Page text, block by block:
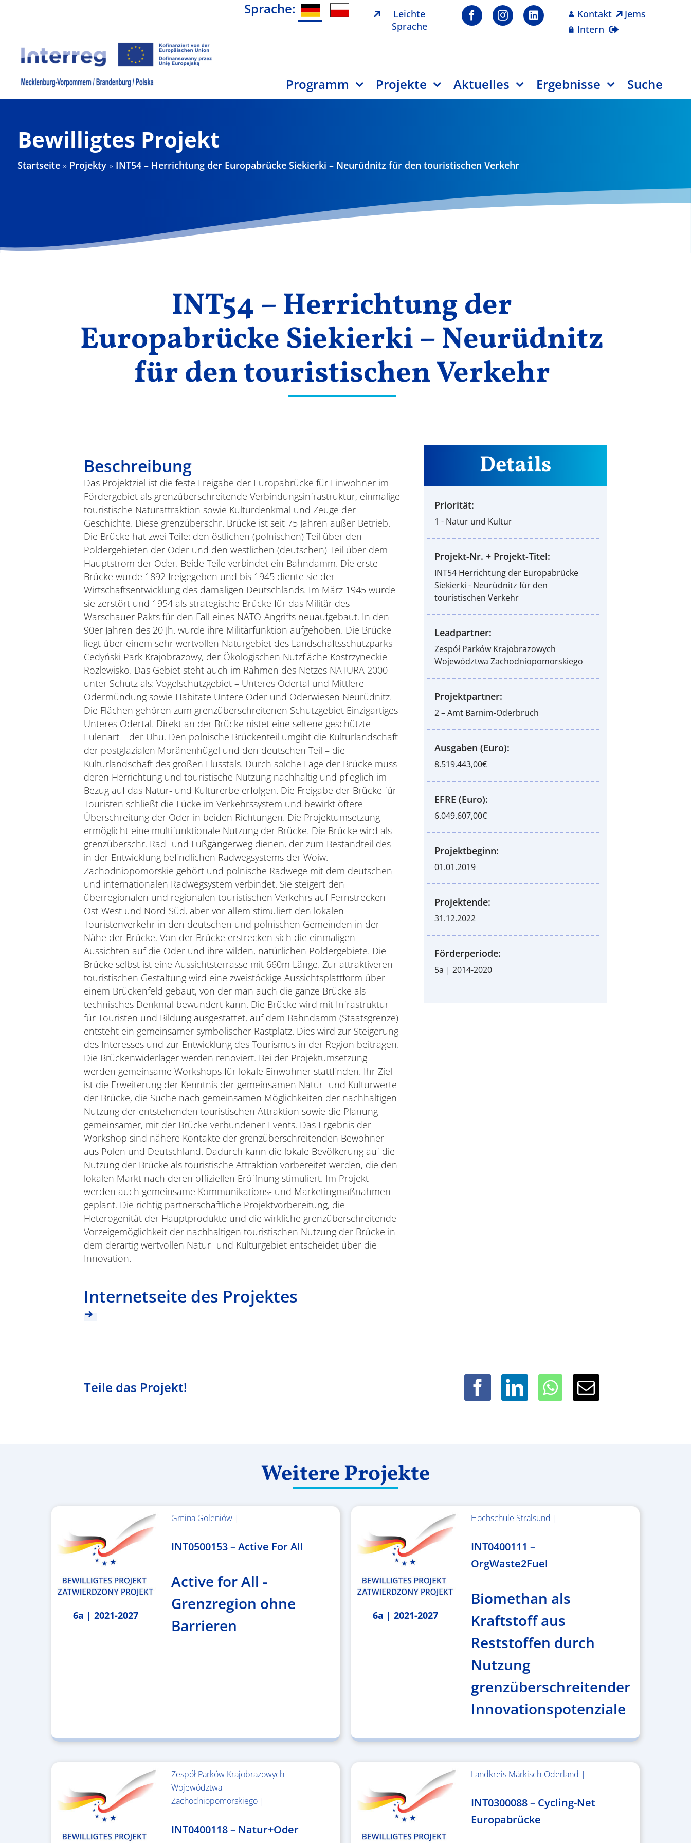
Sprache:
Leichte
Sprache
Kontakt
Jems
Intern
Programm Projekte Aktuelles Ergebnisse Suche
Bewilligtes Projekt
Startseite » Projekty » INT54 – Herrichtung der Europabrücke Siekierki – Neurüdnitz für den touristischen Verkehr
INT54 – Herrichtung der
Europabrücke Siekierki – Neurüdnitz
für den touristischen Verkehr
Beschreibung
Das Projektziel ist die feste Freigabe der Europabrücke für Einwohner im
Fördergebiet als grenzüberschreitende Verbindungsinfrastruktur, einmalige
touristische Naturattraktion sowie Kulturdenkmal und Zeuge der
Geschichte. Diese grenzüberschr. Brücke ist seit 75 Jahren außer Betrieb.
Die Brücke hat zwei Teile: den östlichen (polnischen) Teil über den
Poldergebieten der Oder und den westlichen (deutschen) Teil über dem
Hauptstrom der Oder. Beide Teile verbindet ein Bahndamm. Die erste
Brücke wurde 1892 freigegeben und bis 1945 diente sie der
Wirtschaftsentwicklung des damaligen Deutschlands. Im März 1945 wurde
sie zerstört und 1954 als strategische Brücke für das Militär des
Warschauer Pakts für den Fall eines NATO-Angriffs neuaufgebaut. In den
90er Jahren des 20 Jh. wurde ihre Militärfunktion aufgehoben. Die Brücke
liegt über einem sehr wertvollen Naturgebiet des Landschaftsschutzparks
Cedyński Park Krajobrazowy, der Ökologischen Nutzfläche Kostrzyneckie
Rozlewisko. Das Gebiet steht auch im Rahmen des Netzes NATURA 2000
unter Schutz als: Vogelschutzgebiet – Unteres Odertal und Mittlere
Odermündung sowie Habitate Untere Oder und Oderwiesen Neurüdnitz.
Die Flächen gehören zum grenzüberschreitenen Schutzgebiet Einzigartiges
Unteres Odertal. Direkt an der Brücke nistet eine seltene geschützte
Eulenart – der Uhu. Den polnische Brückenteil umgibt die Kulturlandschaft
der postglazialen Moränenhügel und den deutschen Teil – die
Kulturlandschaft des großen Flusstals. Durch solche Lage der Brücke muss
deren Herrichtung und touristische Nutzung nachhaltig und pfleglich im
Bezug auf das Natur- und Kulturerbe erfolgen. Die Freigabe der Brücke für
Touristen schließt die Lücke im Verkehrssystem und bewirkt öftere
Überschreitung der Oder in beiden Richtungen. Die Projektumsetzung
ermöglicht eine multifunktionale Nutzung der Brücke. Die Brücke wird als
grenzüberschr. Rad- und Fußgängerweg dienen, der zum Bestandteil des
in der Entwicklung befindlichen Radwegsystems der Woiw.
Zachodniopomorskie gehört und polnische Radwege mit dem deutschen
und internationalen Radwegsystem verbindet. Sie steigert den
überregionalen und regionalen touristischen Verkehrs auf Fernstrecken
Ost-West und Nord-Süd, aber vor allem stimuliert den lokalen
Touristenverkehr in den deutschen und polnischen Gemeinden in der
Nähe der Brücke. Von der Brücke erstrecken sich die einmaligen
Aussichten auf die Oder und ihre wilden, natürlichen Poldergebiete. Die
Brücke selbst ist eine Aussichtsterrasse mit 660m Länge. Zur attraktiveren
touristischen Gestaltung wird eine zweistöckige Aussichtsplattform über
einem Brückenfeld gebaut, von der man auch die ganze Brücke als
technisches Denkmal bewundert kann. Die Brücke wird mit Infrastruktur
für Touristen und Bildung ausgestattet, auf dem Bahndamm (Staatsgrenze)
entsteht ein gemeinsamer symbolischer Rastplatz. Dies wird zur Steigerung
des Interesses und zur Entwicklung des Tourismus in der Region beitragen.
Die Brückenwiderlager werden renoviert. Bei der Projektumsetzung
werden gemeinsame Workshops für lokale Einwohner stattfinden. Ihr Ziel
ist die Erweiterung der Kenntnis der gemeinsamen Natur- und Kulturwerte
der Brücke, die Suche nach gemeinsamen Möglichkeiten der nachhaltigen
Nutzung der entstehenden touristischen Attraktion sowie die Planung
gemeinsamer, mit der Brücke verbundener Events. Das Ergebnis der
Workshop sind nähere Kontakte der grenzüberschreitenden Bewohner
aus Polen und Deutschland. Dadurch kann die lokale Bevölkerung auf die
Nutzung der Brücke als touristische Attraktion vorbereitet werden, die den
lokalen Markt nach deren offiziellen Eröffnung stimuliert. Im Projekt
werden auch gemeinsame Kommunikations- und Marketingmaßnahmen
geplant. Die richtig partnerschaftliche Projektvorbereitung, die
Heterogenität der Hauptprodukte und die wirkliche grenzüberschreitende
Vorzeigemöglichkeit der nachhaltigen touristischen Nutzung der Brücke in
dem derartig wertvollen Natur- und Kulturgebiet entscheidet über die
Innovation.
Internetseite des Projektes
Details
Priorität:
1 - Natur und Kultur
Projekt-Nr. + Projekt-Titel:
INT54 Herrichtung der Europabrücke
Siekierki - Neurüdnitz für den
touristischen Verkehr
Leadpartner:
Zespół Parków Krajobrazowych
Województwa Zachodniopomorskiego
Projektpartner:
2 – Amt Barnim-Oderbruch
Ausgaben (Euro):
8.519.443,00€
EFRE (Euro):
6.049.607,00€
Projektbeginn:
01.01.2019
Projektende:
31.12.2022
Förderperiode:
5a | 2014-2020
Teile das Projekt!
Weitere Projekte
6a | 2021-2027
Gmina Goleniów |
INT0500153 – Active For All
Active for All -
Grenzregion ohne
Barrieren
6a | 2021-2027
Hochschule Stralsund |
INT0400111 –
OrgWaste2Fuel
Biomethan als
Kraftstoff aus
Reststoffen durch
Nutzung
grenzüberschreitender
Innovationspotenziale
Zespół Parków Krajobrazowych
Województwa
Zachodniopomorskiego |
INT0400118 – Natur+Oder
Landkreis Märkisch-Oderland |
INT0300088 – Cycling-Net
Europabrücke